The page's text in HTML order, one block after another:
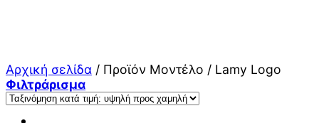
Αρχική σελίδα / Προϊόν Μοντέλο / Lamy Logo
Φιλτράρισμα